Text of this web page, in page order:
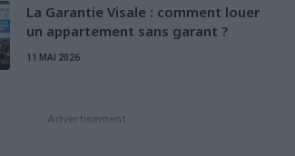
La Garantie Visale : comment louer
un appartement sans garant ?
11 MAI 2026
Advertisement